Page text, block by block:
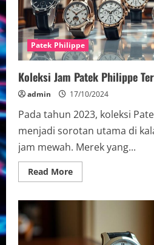
Patek Philippe
Koleksi Jam Patek Philippe
admin 17/10/2024
Pada tahun 2023, koleksi
menjadi sorotan utama di
jam mewah. Merek yang...
Read MoreRead
more
Terbaru
2023